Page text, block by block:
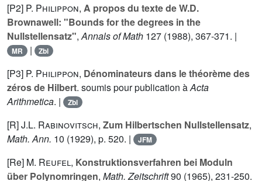
[P2] P. Philippon, A propos du texte de W.D.
Brownawell: "Bounds for the degrees in the
Nullstellensatz",Annals of Math 127 (1988), 367-371. |
MR | Zbl
[P3] P. Philippon, Dénominateurs dans le théorème des
zéros de Hilbert. soumis pour publication àActa
Arithmetica. | Zbl
[R]J.L. Rabinovitsch, Zum Hilbertschen Nullstellensatz,
Math. Ann. 10 (1929), p. 520. | JFM
[Re] M. Reufel, Konstruktionsverfahren bei Moduln
über Polynomringen, Math. Zeitschrift90 (1965), 231-250.